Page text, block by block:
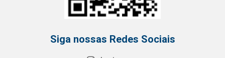
Siga nossas Redes Sociais